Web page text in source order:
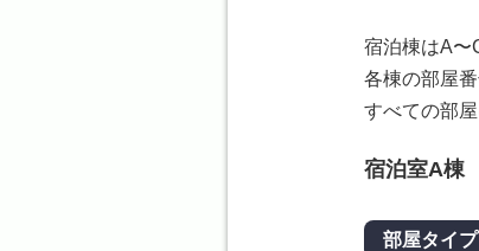
宿泊棟はA〜
各棟の部屋番
すべての部
宿泊室A棟
部屋タイプ